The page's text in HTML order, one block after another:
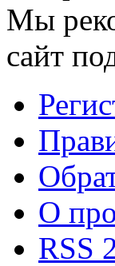
Мы
сайт
О
RSS